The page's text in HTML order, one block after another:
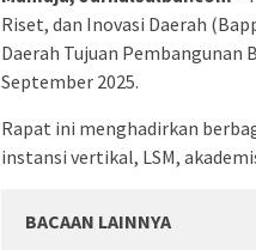
Riset, dan Inovasi Daerah
Daerah Tujuan Pembangunan
September 2025.
Rapat ini menghadirkan
instansi vertikal, LSM,
BACAAN LAINNYA